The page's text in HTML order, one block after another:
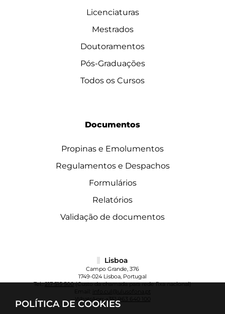
POLÍTICA DE COOKIES
Licenciaturas
Mestrados
Doutoramentos
Pós-Graduações
Todos os Cursos
Documentos
Propinas e Emolumentos
Regulamentos e Despachos
Formulários
Relatórios
Validação de documentos
Lisboa
Campo Grande, 376
1749-024 Lisboa, Portugal
Tel.:217 515 500(Custo da chamada para rede fixa nacional)
info.cul@ulusofona.pt
WhatsApp:+351 963 640 100